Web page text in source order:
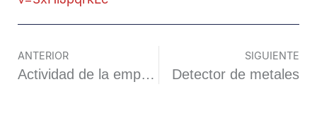
ANTERIOR
Actividad de la empresa Drago Electrónica
SIGUIENTE
Detector de metales